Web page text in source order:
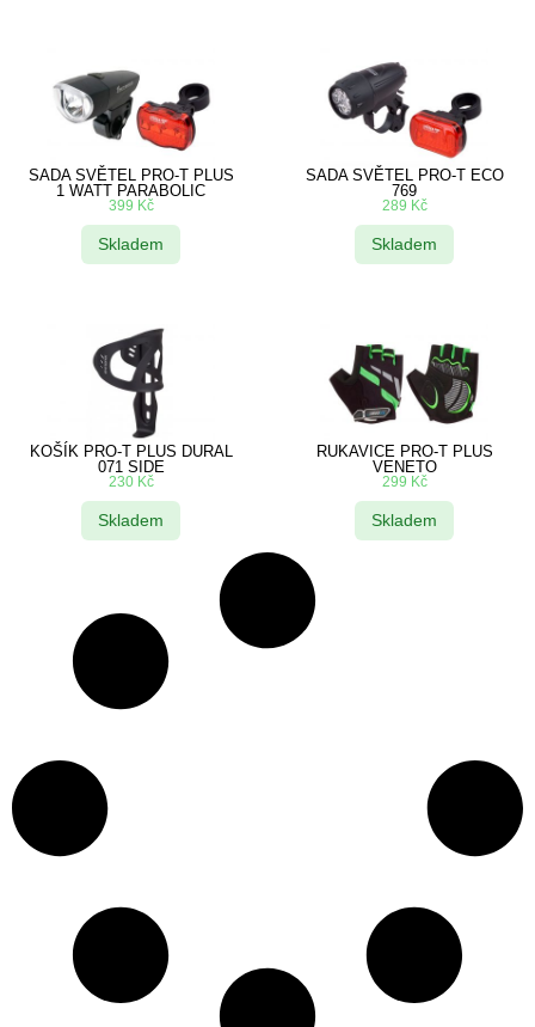
SADA SVĚTEL PRO-T PLUS
1 WATT PARABOLIC
399 Kč
Skladem
SADA SVĚTEL PRO-T ECO
769
289 Kč
Skladem
KOŠÍK PRO-T PLUS DURAL
071 SIDE
230 Kč
Skladem
RUKAVICE PRO-T PLUS
VENETO
299 Kč
Skladem